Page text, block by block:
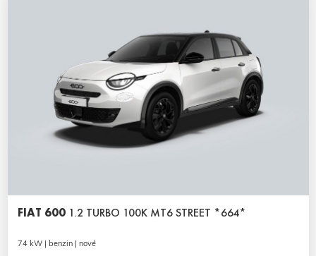
FIAT 600 1.2 TURBO 100K MT6 STREET *664*
74 kW | benzin | nové